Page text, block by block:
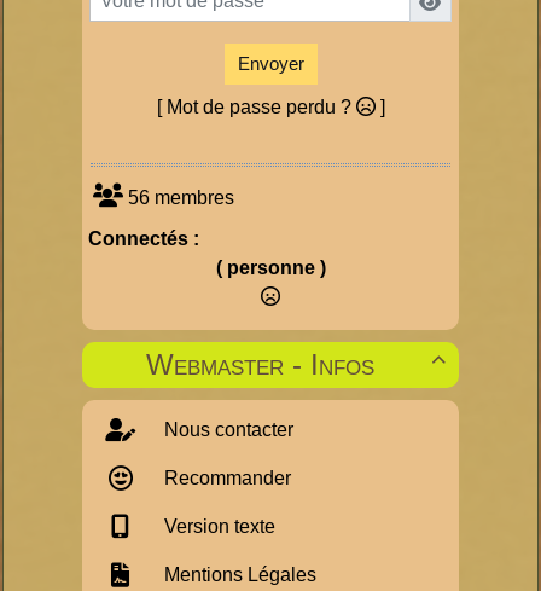
Envoyer
[ Mot de passe perdu ? ]
56 membres
Connectés :
( personne )

Webmaster - Infos
Nous contacter
Recommander
Version texte
Mentions Légales